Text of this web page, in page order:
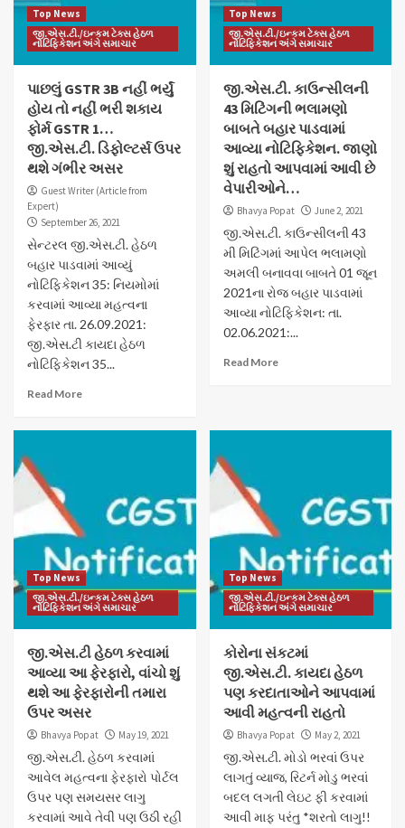
Top News
જી.એસ.ટી./ઇન્કમ ટેક્સ હેઠળ
નોટિફિકેશન અંગે સમાચાર
પાછલું GSTR 3B નહીં ભર્યું
હોય તો નહીં ભરી શકાય
ફોર્મ GSTR 1…
જી.એસ.ટી. ડિફોલ્ટર્સ ઉપર
થશે ગંભીર અસર
Guest Writer (Article from
Expert)
September 26, 2021
સેન્ટરલ જી.એસ.ટી. હેઠળ
બહાર પાડવામાં આવ્યું
નોટિફિકેશન 35: નિયમોમાં
કરવામાં આવ્યા મહત્વના
ફેરફાર તા. 26.09.2021:
જી.એસ.ટી કાયદા હેઠળ
નોટિફિકેશન 35...
Read More
Top News
જી.એસ.ટી./ઇન્કમ ટેક્સ હેઠળ
નોટિફિકેશન અંગે સમાચાર
જી.એસ.ટી. કાઉન્સીલની
43 મિટિંગની ભલામણો
બાબતે બહાર પાડવામાં
આવ્યા નોટિફિકેશન. જાણો
શું રાહતો આપવામાં આવી છે
વેપારીઓને…
Bhavya Popat June 2, 2021
જી.એસ.ટી. કાઉન્સીલની 43
મી મિટિંગમાં આપેલ ભલામણો
અમલી બનાવવા બાબતે 01 જૂન
2021ના રોજ બહાર પાડવામાં
આવ્યા નોટિફિકેશન: તા.
02.06.2021:...
Read More
Top News
જી.એસ.ટી./ઇન્કમ ટેક્સ હેઠળ
નોટિફિકેશન અંગે સમાચાર
જી.એસ.ટી હેઠળ કરવામાં
આવ્યા આ ફેરફારો, વાંચો શું
થશે આ ફેરફારોની તમારા
ઉપર અસર
Bhavya Popat May 19, 2021
જી.એસ.ટી. હેઠળ કરવામાં
આવેલ મહત્વના ફેરફારો પોર્ટલ
ઉપર પણ સમયસર લાગુ
કરવામાં આવે તેવી પણ ઉઠી રહી
Top News
જી.એસ.ટી./ઇન્કમ ટેક્સ હેઠળ
નોટિફિકેશન અંગે સમાચાર
કોરોના સંકટમાં
જી.એસ.ટી. કાયદા હેઠળ
પણ કરદાતાઓને આપવામાં
આવી મહત્વની રાહતો
Bhavya Popat May 2, 2021
જી.એસ.ટી. મોડો ભરવાં ઉપર
લાગતું વ્યાજ, રિટર્ન મોડુ ભરવાં
બદલ લગતી લેઇટ ફી કરવામાં
આવી માફ પરંતુ *શરતો લાગુ!!